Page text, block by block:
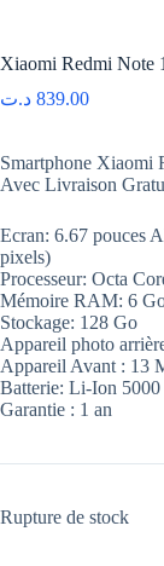
Xiaomi Redmi Note
839.00 د.ت
Smartphone Xiaomi
Avec Livraison
Ecran: 6.67 pouces
pixels)
Processeur: Octa
Mémoire RAM: 6
Stockage: 128 Go
Appareil photo
Appareil Avant : 13
Batterie: Li-Ion
Garantie : 1 an
Rupture de stock